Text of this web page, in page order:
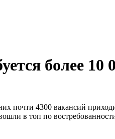
более 10
почти 4300 вакансий
в топ по